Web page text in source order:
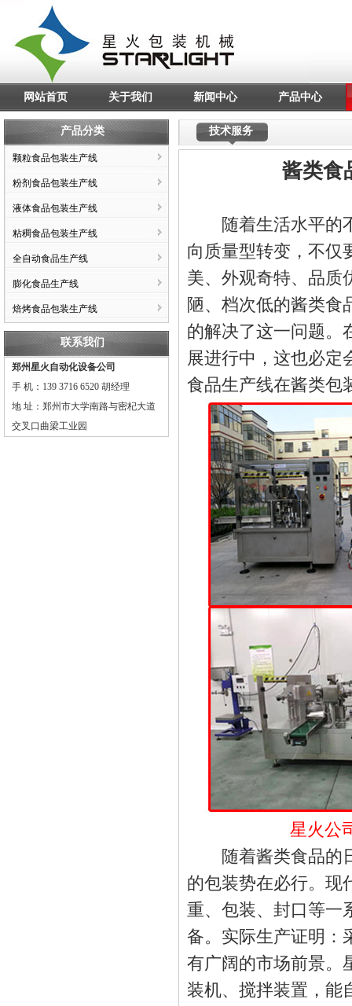
网站首页 关于我们 新闻中心 产品中心
产品分类
颗粒食品包装生产线
粉剂食品包装生产线
液体食品包装生产线
粘稠食品包装生产线
全自动食品生产线
膨化食品生产线
焙烤食品包装生产线
联系我们
郑州星火自动化设备公司
手 机：139 3716 6520 胡经理
地 址：郑州市大学南路与密杞大道
交叉口曲梁工业园
技术服务
酱类食
随着生活水平的不
向质量型转变，不仅
美、外观奇特、品质
陋、档次低的酱类食
的解决了这一问题。
展进行中，这也必定
食品生产线在酱类包
星火公
随着酱类食品的日
的包装势在必行。现
重、包装、封口等一
备。实际生产证明：
有广阔的市场前景。
装机、搅拌装置，能